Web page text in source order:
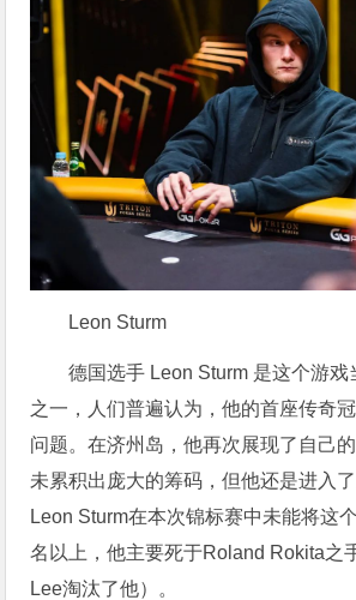
Leon Sturm
德国选手 Leon Sturm 是这个游戏
之一，人们普遍认为，他的首座传奇
问题。在济州岛，他再次展现了自己
未累积出庞大的筹码，但他还是进入
Leon Sturm在本次锦标赛中未能将这
名以上，他主要死于Roland Rokita之
Lee淘汰了他）。